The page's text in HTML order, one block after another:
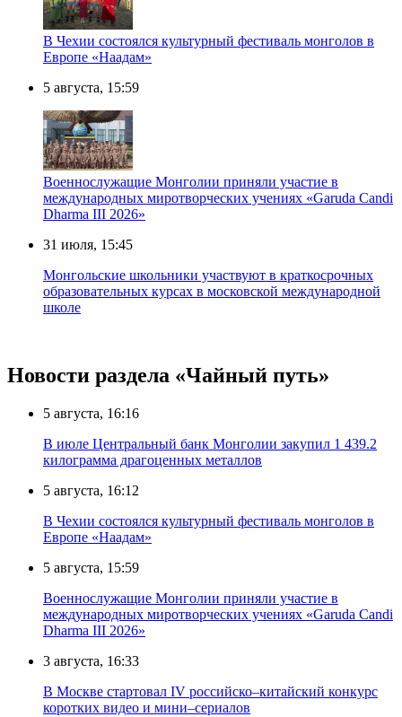
В Чехии состоялся культурный фестиваль монголов в
Европе «Наадам»
5 августа, 15:59
Военнослужащие Монголии приняли участие в
международных миротворческих учениях «Garuda Candi
Dharma III 2026»
31 июля, 15:45
Монгольские школьники участвуют в краткосрочных
образовательных курсах в московской международной
школе
Новости раздела «Чайный путь»
5 августа, 16:16
В июле Центральный банк Монголии закупил 1 439.2
килограмма драгоценных металлов
5 августа, 16:12
В Чехии состоялся культурный фестиваль монголов в
Европе «Наадам»
5 августа, 15:59
Военнослужащие Монголии приняли участие в
международных миротворческих учениях «Garuda Candi
Dharma III 2026»
3 августа, 16:33
В Москве стартовал IV российско–китайский конкурс
коротких видео и мини–сериалов